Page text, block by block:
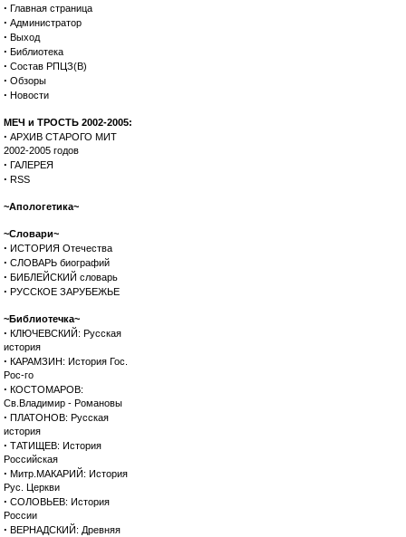
· Главная страница
· Администратор
· Выход
· Библиотека
· Состав РПЦЗ(В)
· Обзоры
· Новости
МЕЧ и ТРОСТЬ 2002-2005:
· АРХИВ СТАРОГО МИТ
2002-2005 годов
· ГАЛЕРЕЯ
· RSS
~Апологетика~
~Словари~
· ИСТОРИЯ Отечества
· СЛОВАРЬ биографий
· БИБЛЕЙСКИЙ словарь
· РУССКОЕ ЗАРУБЕЖЬЕ
~Библиотечка~
· КЛЮЧЕВСКИЙ: Русская
история
· КАРАМЗИН: История Гос.
Рос-го
· КОСТОМАРОВ:
Св.Владимир - Романовы
· ПЛАТОНОВ: Русская
история
· ТАТИЩЕВ: История
Российская
· Митр.МАКАРИЙ: История
Рус. Церкви
· СОЛОВЬЕВ: История
России
· ВЕРНАДСКИЙ: Древняя